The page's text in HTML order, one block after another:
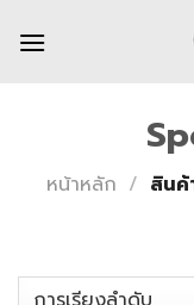
หน้าหลัก / สินค้